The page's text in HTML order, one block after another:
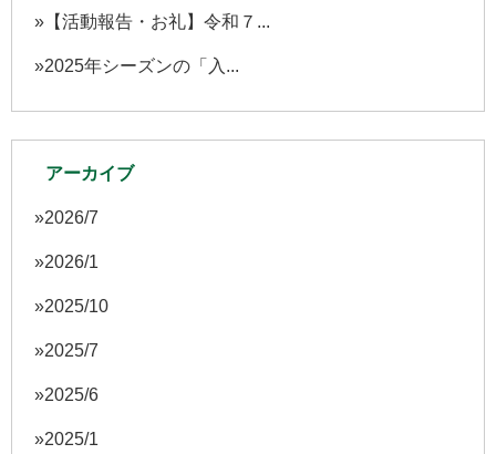
【活動報告・お礼】令和７...
2025年シーズンの「入...
アーカイブ
2026/7
2026/1
2025/10
2025/7
2025/6
2025/1